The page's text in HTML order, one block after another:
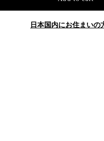
日本国内にお住まいの